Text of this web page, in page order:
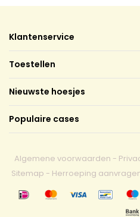
Klantenservice
Toestellen
Nieuwste hoesjes
Populaire cases
Algemene voorwaarden -
Sitemap - Herroeping